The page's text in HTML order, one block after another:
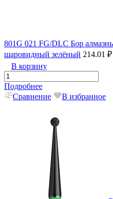
801G 021 FG/DLC Бор
шаровидный зелёный 214.01 ₽
В корзину
Подробнее
Сравнение
В избранное